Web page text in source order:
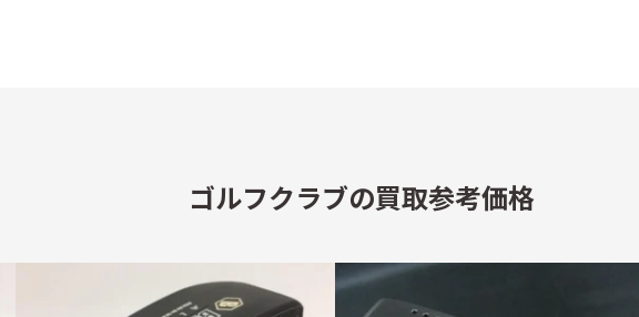
ゴルフクラブの買取参考価格